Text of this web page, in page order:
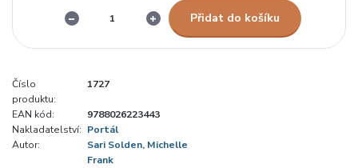
Přidat do košíku
Číslo
produktu:
1727
EAN kód:
9788026223443
Nakladatelství: Portál
Autor:
Sari Solden, Michelle
Frank